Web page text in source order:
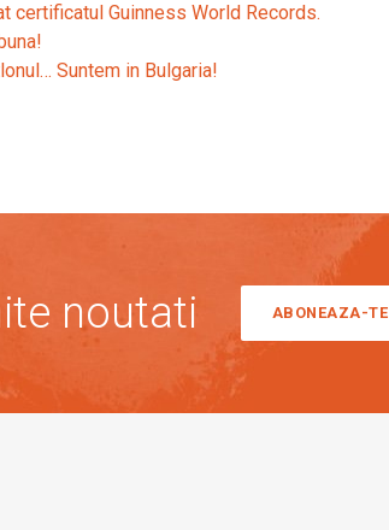
certificatul Guinness World Records.
Suntem in Bulgaria!
noutati ABONEAZA-TE